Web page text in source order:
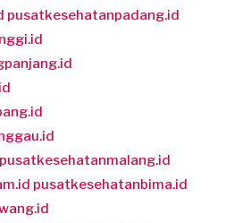
pusatkesehatanpadang.id
pusatkesehatanmalang.id
pusatkesehatanbima.id